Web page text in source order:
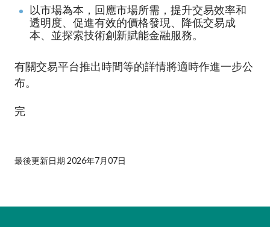
以市場為本，回應市場所需，提升交易效率和
透明度、促進有效的價格發現、降低交易成
本、並探索技術創新賦能金融服務。
有關交易平台推出時間等的詳情將適時作進一步公
布。
完
最後更新日期 2026年7月07日